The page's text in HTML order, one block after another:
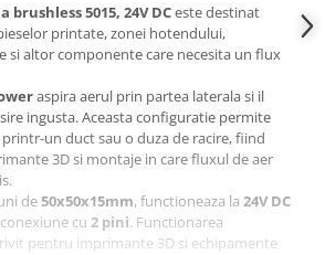
lipit
si izolatie
brushless5015, 24V DCeste destinat
printate, zonei hotendului,
si altor componente care necesita un flux
aspira aerul prin partea laterala si il
ingusta. Aceasta configuratie permite
un duct sau o duza de racire, fiind
3D si montaje in care fluxul de aer
de50x50x15mm, functioneaza la 24V DC
cu 2 pini. Functionarea
pentru imprimante 3D si echipamente